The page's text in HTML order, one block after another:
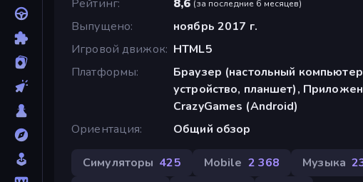
Рейтинг
8,6 (за последние 6 месяцев)
Выпущено
ноябрь 2017 г.
Игровой движок HTML5
Платформы
Браузер (настольный
устройство, планшет),
CrazyGames (Android)
Ориентация
Общий обзор
Симуляторы 425 Mobile 2 368 Музыка